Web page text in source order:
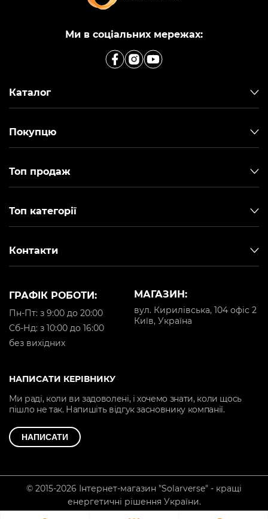
Ми в соціальних мережах:
Каталог
Покупцю
Топ продаж
Топ категорії
Контакти
МАГАЗИН:
вул. Кирилівська, 104 офіс 2
Київ, Україна
ГРАФІК РОБОТИ:
Пн-Пт: з 9:00 до 20:00
Cб-Нд: з 10:00 до 16:00
без вихідних
НАПИСАТИ КЕРІВНИКУ
Ми раді, коли ви задоволені, і хочемо знати, коли щось
пішло не так. Напишіть відгук засновнику компанії.
НАПИСАТИ
© 2015-2026 Інтернет-магазин "Solarverse" - кращі
енергетичні рішення України.